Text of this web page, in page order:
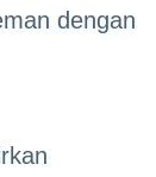
dengan